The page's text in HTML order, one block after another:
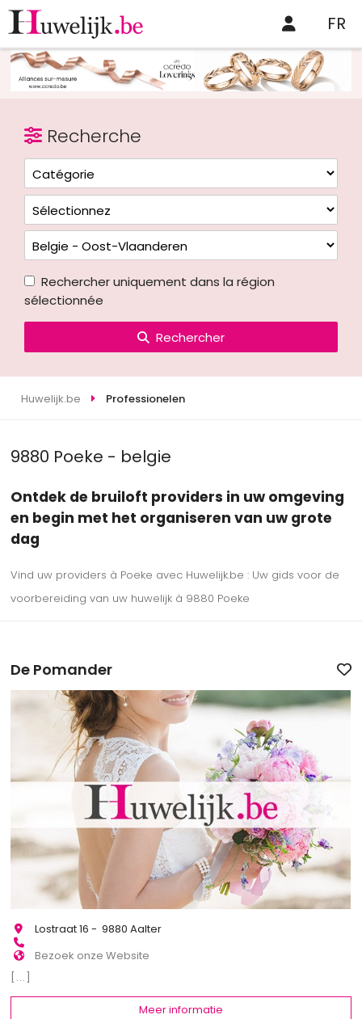
FR
Recherche
Rechercher uniquement dans la région
sélectionnée
Rechercher
Huwelijk.be Professionelen
9880 Poeke - belgie
Ontdek de bruiloft providers in uw omgeving
en begin met het organiseren van uw grote
dag
Vind uw providers à Poeke avec Huwelijk.be : Uw gids voor de
voorbereiding van uw huwelijk à 9880 Poeke
De Pomander
Lostraat 16 - 9880 Aalter
Bezoek onze Website
[...]
Meer informatie